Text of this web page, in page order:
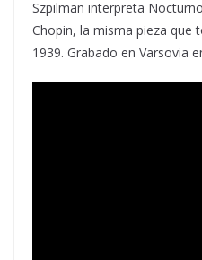
Szpilman interpreta
Chopin, la misma pieza que
1939. Grabado en Varsovia